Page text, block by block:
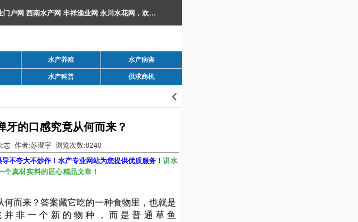
西南渔业网 水产养殖专业网 渔业行业门户网 ​西南水产网 丰祥渔业网 永川水花网，欢迎光临！
水产养殖 水产病害
水产科普 供求商机
󰊒
牙的口感究竟从何而来？
志 作者:苏澄宇 浏览次数:8240
不夸大不炒作！水产专业网站为您提供优质服务！ 讲水
真材实料的匠心精品文章！
而来？答案藏它吃的一种食物里，也就是
并非一个新的物种，而是普通草鱼